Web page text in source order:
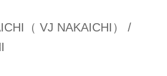
（ VJ NAKAICHI） /